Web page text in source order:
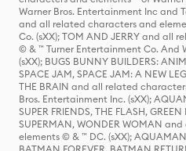
Warner Bros. Entertainment Inc and
and all related characters and
Co. (sXX); TOM AND JERRY and all
© & ™ Turner Entertainment Co. And
(sXX); BUGS BUNNY BUILDERS:
SPACE JAM, SPACE JAM: A NEW
THE BRAIN and all related
Bros. Entertainment Inc. (sXX);
SUPER FRIENDS, THE FLASH,
SUPERMAN, WONDER WOMAN
elements © & ™ DC. (sXX);